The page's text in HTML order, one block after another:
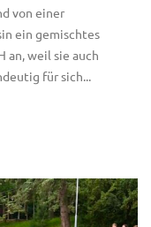
von einer
ein gemischtes
an, weil sie auch
für sich...